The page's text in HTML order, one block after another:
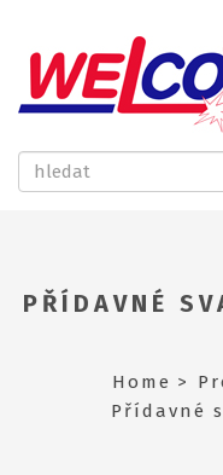
PŘÍDAVNÉ
Home
Přídavné